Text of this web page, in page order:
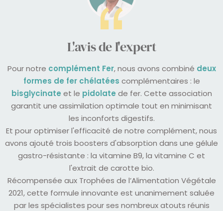
L'avis de l'expert
Pour notre complément Fer, nous avons combiné deux
formes de fer chélatées complémentaires : le
bisglycinate et le pidolate de fer. Cette association
garantit une assimilation optimale tout en minimisant
les inconforts digestifs.
Et pour optimiser l'efficacité de notre complément, nous
avons ajouté trois boosters d'absorption dans une gélule
gastro-résistante : la vitamine B9, la vitamine C et
l'extrait de carotte bio.
Récompensée aux Trophées de l’Alimentation Végétale
2021, cette formule innovante est unanimement saluée
par les spécialistes pour ses nombreux atouts réunis